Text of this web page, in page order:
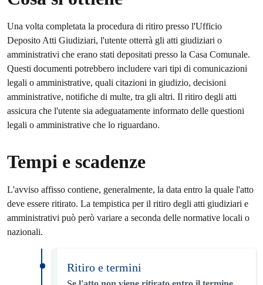
Una volta completata la procedura di ritiro presso l'Ufficio
Deposito Atti Giudiziari, l'utente otterrà gli atti giudiziari o
amministrativi che erano stati depositati presso la Casa Comunale.
Questi documenti potrebbero includere vari tipi di comunicazioni
legali o amministrative, quali citazioni in giudizio, decisioni
amministrative, notifiche di multe, tra gli altri. Il ritiro degli atti
assicura che l'utente sia adeguatamente informato delle questioni
legali o amministrative che lo riguardano.
Tempi e scadenze
L'avviso affisso contiene, generalmente, la data entro la quale l'atto
deve essere ritirato. La tempistica per il ritiro degli atti giudiziari e
amministrativi può però variare a seconda delle normative locali o
nazionali.
Ritiro e termini